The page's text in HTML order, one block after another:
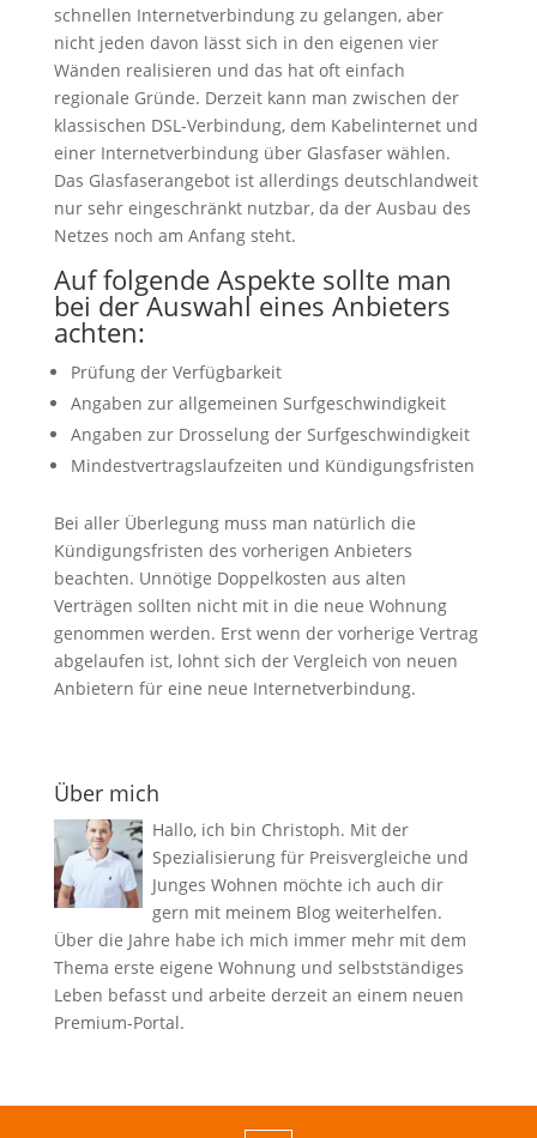
schnellen Internetverbindung zu gelangen, aber
nicht jeden davon lässt sich in den eigenen vier
Wänden realisieren und das hat oft einfach
regionale Gründe. Derzeit kann man zwischen der
klassischen DSL-Verbindung, dem Kabelinternet und
einer Internetverbindung über Glasfaser wählen.
Das Glasfaserangebot ist allerdings deutschlandweit
nur sehr eingeschränkt nutzbar, da der Ausbau des
Netzes noch am Anfang steht.
Auf folgende Aspekte sollte man
bei der Auswahl eines Anbieters
achten:
Prüfung der Verfügbarkeit
Angaben zur allgemeinen Surfgeschwindigkeit
Angaben zur Drosselung der Surfgeschwindigkeit
Mindestvertragslaufzeiten und Kündigungsfristen
Bei aller Überlegung muss man natürlich die
Kündigungsfristen des vorherigen Anbieters
beachten. Unnötige Doppelkosten aus alten
Verträgen sollten nicht mit in die neue Wohnung
genommen werden. Erst wenn der vorherige Vertrag
abgelaufen ist, lohnt sich der Vergleich von neuen
Anbietern für eine neue Internetverbindung.
Über mich
Hallo, ich bin Christoph. Mit der
Spezialisierung für Preisvergleiche und
Junges Wohnen möchte ich auch dir
gern mit meinem Blog weiterhelfen.
Über die Jahre habe ich mich immer mehr mit dem
Thema erste eigene Wohnung und selbstständiges
Leben befasst und arbeite derzeit an einem neuen
Premium-Portal.